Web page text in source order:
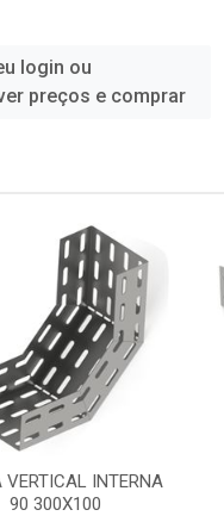
login ou
preços e comprar
VERTICAL
90 300X100